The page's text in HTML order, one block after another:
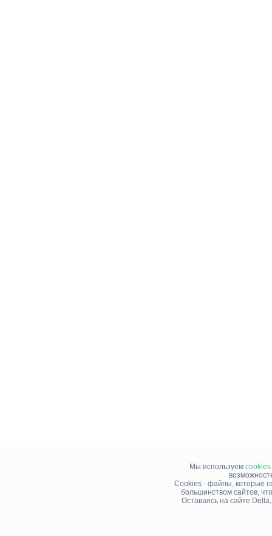
Мы используем cookies
Cookies - файлы, которые
большинством сайтов,
Оставаясь на сайте